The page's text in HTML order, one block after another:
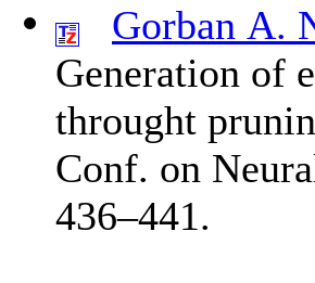
Gorban A.
Generation of
throught
Conf. on
436–441.